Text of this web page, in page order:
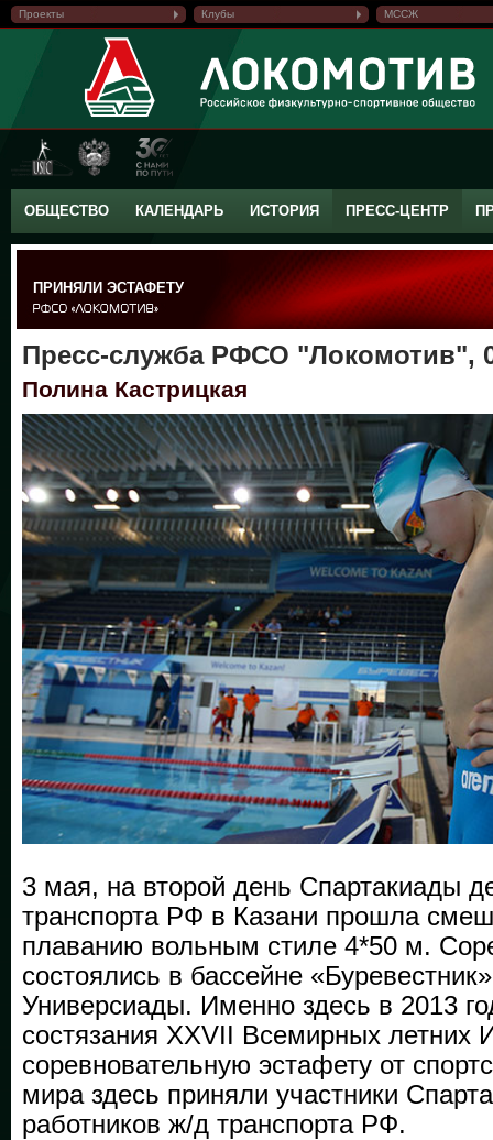
Проекты Клубы МССЖ
ОБЩЕСТВО КАЛЕНДАРЬ ИСТОРИЯ ПРЕСС-ЦЕНТР
ПРИНЯЛИ ЭСТАФЕТУ
Пресс-служба РФСО "Локомотив",
Полина Кастрицкая
3 мая, на второй день Спартакиады
транспорта РФ в Казани прошла
плаванию вольным стиле 4*50 м.
состоялись в бассейне
Универсиады. Именно здесь в 2013
состязания XXVII Всемирных летних
соревновательную эстафету от
мира здесь приняли участники
работников ж/д транспорта РФ.